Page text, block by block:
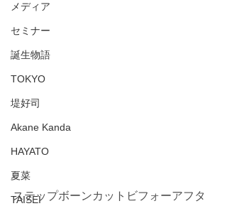
メディア
セミナー
誕生物語
TOKYO
堤好司
Akane Kanda
HAYATO
夏菜
TAISEI
ステップボーンカットビフォーアフタ